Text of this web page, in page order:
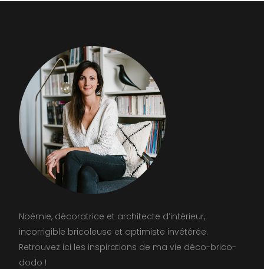
Noémie, décoratrice et architecte d’intérieur,
incorrigible bricoleuse et optimiste invétérée.
Retrouvez ici les inspirations de ma vie déco-brico-
dodo !